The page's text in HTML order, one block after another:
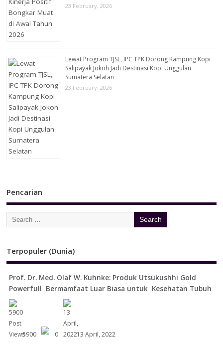
23 February, 2026
Lewat Program TJSL, IPC TPK Dorong Kampung Kopi
Salipayak Jokoh Jadi Destinasi Kopi Unggulan
Sumatera Selatan
23 February, 2026
Pencarian
Terpopuler (Dunia)
Prof. Dr. Med. Olaf W. Kuhnke: Produk Utsukushhi Gold
Powerfull Bermamfaat Luar Biasa untuk Kesehatan Tubuh
5900 0 13 April, 2022